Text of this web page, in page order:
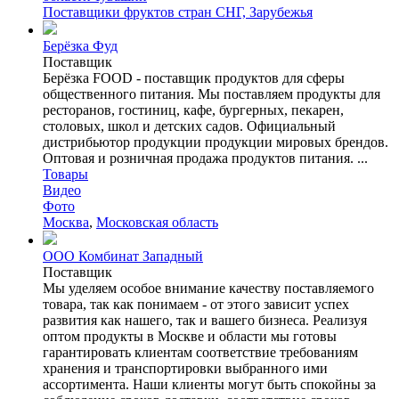
Поставщики фруктов стран СНГ, Зарубежья
Берёзка Фуд
Поставщик
Берёзка FOOD - поставщик продуктов для сферы
общественного питания. Мы поставляем продукты для
ресторанов, гостиниц, кафе, бургерных, пекарен,
столовых, школ и детских садов. Официальный
дистрибьютор продукции продукции мировых брендов.
Оптовая и розничная продажа продуктов питания. ...
Товары
Видео
Фото
Москва, Московская область
ООО Комбинат Западный
Поставщик
Мы уделяем особое внимание качеству поставляемого
товара, так как понимаем - от этого зависит успех
развития как нашего, так и вашего бизнеса. Реализуя
оптом продукты в Москве и области мы готовы
гарантировать клиентам соответствие требованиям
хранения и транспортировки выбранного ими
ассортимента. Наши клиенты могут быть спокойны за